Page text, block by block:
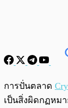
การปั่นตลาด
เป็นสิ่งผิดกฏหม